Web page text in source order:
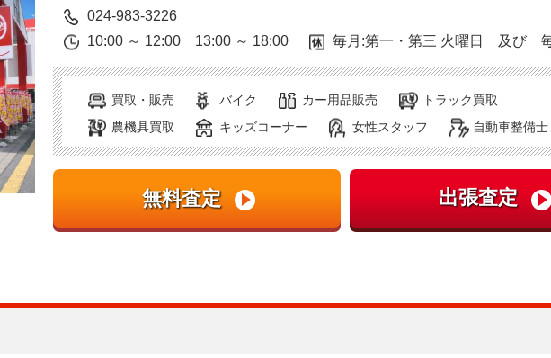
024-983-3226
10:00 ～ 12:00 13:00 ～ 18:00
毎月:第一・第三 火曜日 及び
買取・販売 バイク カー用品販売
トラック買取
農機具買取
キッズコーナー 女性スタッフ 自動車整備士